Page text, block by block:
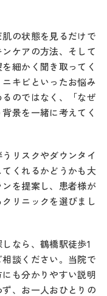
の状態を見るだけで
ケアの方法、そして
細かく聞き取ってく
キビといったお悩み
のではなく、「なぜ
景を一緒に考えてく
リスクやダウンタイ
くれるかどうかも大
を提案し、患者様が
リニックを選びまし
なら、鶴橋駅徒歩1
談ください。当院で
も分かりやすい説明
、お一人おひとりの